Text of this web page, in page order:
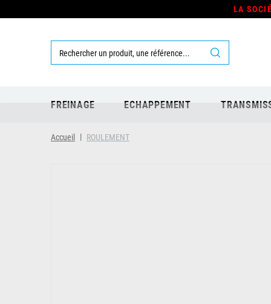
LA
FREINAGE ECHAPPEMENT
Accueil ROULEMENT